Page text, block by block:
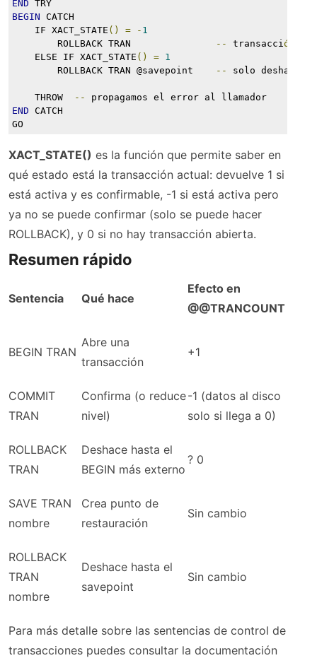
END TRY
BEGIN CATCH
IF XACT_STATE () = - 1
ROLLBACK TRAN
-- transacci ó
ELSE IF XACT_STATE () = 1
ROLLBACK TRAN @savepoint
-- solo
THROW --
propagamos el error al llamador
END CATCH
GO
XACT_STATE() es la función que permite saber en
qué estado está la transacción actual: devuelve 1 si
está activa y es confirmable, -1 si está activa pero
ya no se puede confirmar (solo se puede hacer
ROLLBACK), y 0 si no hay transacción abierta.
Resumen rápido
Sentencia Qué hace
Efecto en
@@TRANCOUNT
BEGIN TRAN
Abre una
transacción
+1
COMMIT
TRAN
Confirma (o reduce
nivel)
-1 (datos al disco
solo si llega a 0)
ROLLBACK
TRAN
Deshace hasta el
BEGIN más externo
? 0
SAVE TRAN
nombre
Crea punto de
restauración
Sin cambio
ROLLBACK
TRAN
nombre
Deshace hasta el
savepoint
Sin cambio
Para más detalle sobre las sentencias de control de
transacciones puedes consultar la documentación